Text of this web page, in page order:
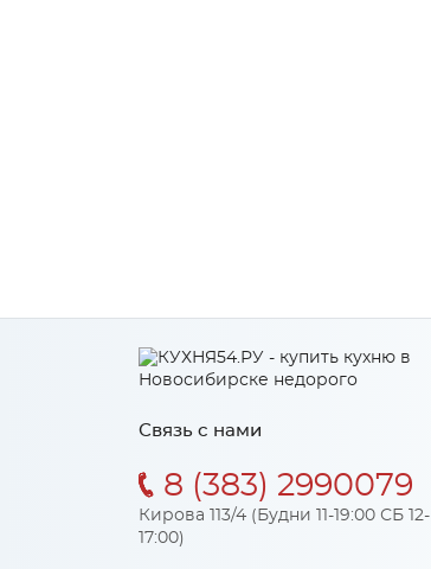
Связь с нами
8 (383) 2990079
Кирова 113/4 (Будни 11-19:00 СБ 12-
17:00)